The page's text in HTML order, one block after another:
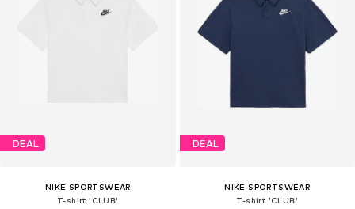
DEAL
NIKE SPORTSWEAR
T-shirt 'CLUB'
DEAL
NIKE SPORTSWEAR
T-shirt 'CLUB'